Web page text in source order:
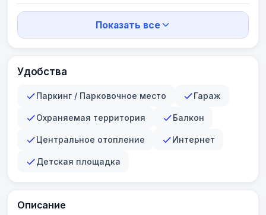
Показать все
Удобства
Паркинг / Парковочное место Гараж
Охраняемая территория Балкон
Центральное отопление Интернет
Детская площадка
Описание